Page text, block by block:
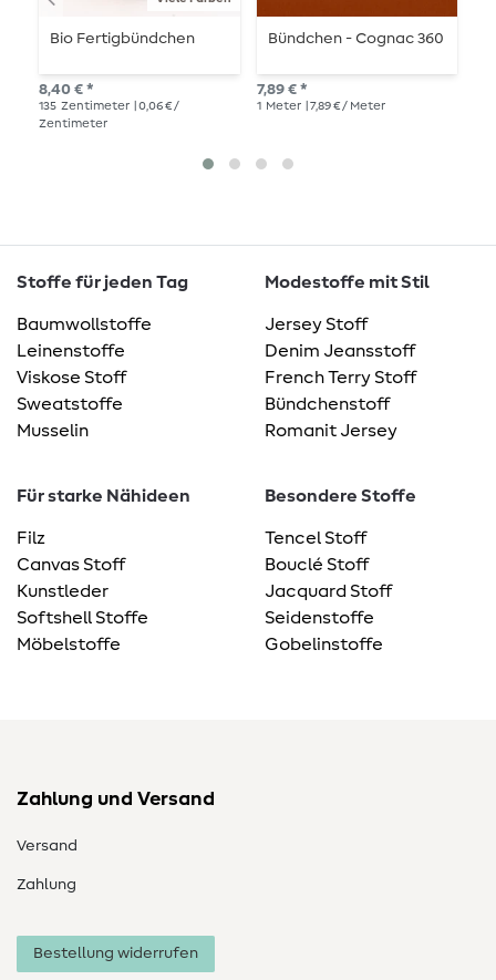
Bio Fertigbündchen
8,40 € *
135 Zentimeter
| 0,06 € /
Zentimeter
Bündchen - Cognac 360
7,89 € *
1 Meter | 7,89 € / Meter
Stoffe für jeden Tag
Baumwollstoffe
Leinenstoffe
Viskose Stoff
Sweatstoffe
Musselin
Modestoffe mit Stil
Jersey Stoff
Denim Jeansstoff
French Terry Stoff
Bündchenstoff
Romanit Jersey
Für starke Nähideen
Filz
Canvas Stoff
Kunstleder
Softshell Stoffe
Möbelstoffe
Besondere Stoffe
Tencel Stoff
Bouclé Stoff
Jacquard Stoff
Seidenstoffe
Gobelinstoffe
Zahlung und Versand
Versand
Zahlung
Bestellung widerrufen